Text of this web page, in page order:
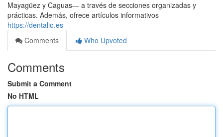
Mayagüez y Caguas— a través de secciones organizadas y
prácticas. Además, ofrece artículos informativos
https://dentalio.es
Comments
Who Upvoted
Comments
Submit a Comment
No HTML